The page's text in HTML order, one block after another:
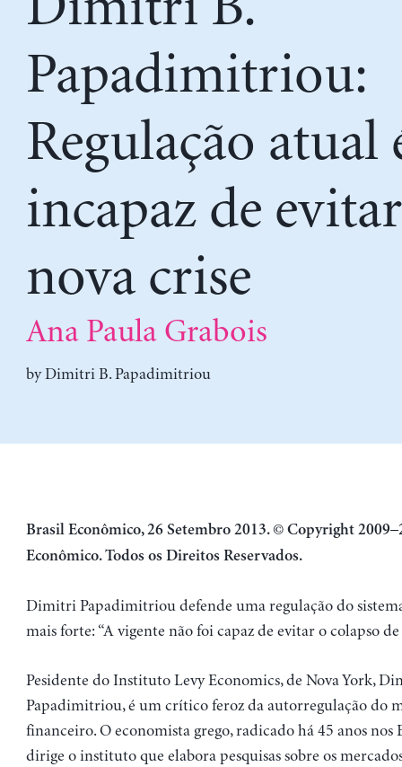
Papadimitriou:
Regulação atual
incapaz de evitar
nova crise
Ana Paula Grabois
byDimitri B. Papadimitriou
Brasil Econômico, 26 Setembro 2013. © Copyright
Econômico. Todos os Direitos Reservados.
Dimitri Papadimitriou defende uma regulação do
mais forte: “A vigente não foi capaz de evitar o colapso de
Pesidente do Instituto Levy Economics, de Nova York,
Papadimitriou, é um crítico feroz da autorregulação do
financeiro. O economista grego, radicado há 45 anos nos
dirige o instituto que elabora pesquisas sobre os